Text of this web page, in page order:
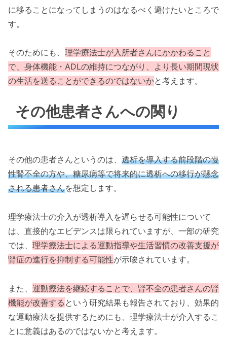
に移ることになってしまうのはなるべく避けたいところで
す。
そのためにも、 理学療法士が入所者さんにかかわること
で、身体機能・ADLの維持につながり、より長い期間現状
の生活を送ることができるのではないかと考えます。
その他患者さんへの関り
その他の患者さんというのは、 透析を導入する前段階の慢
性腎不全の方や、糖尿病等で将来的に透析への移行が懸念
される患者さんを想定します。
理学療法士の介入が透析導入を遅らせる可能性について
は、直接的なエビデンスは限られていますが、一部の研究
では、 理学療法士による運動指導や生活習慣の改善支援が
腎症の進行を抑制する可能性が示唆されています。
また、 運動療法を継続することで、腎不全の患者さんの腎
機能が改善する という研究結果も報告されており、効果的
な運動療法を提供するためにも、理学療法士が介入するこ
とに意義はあるのではないかと考えます。